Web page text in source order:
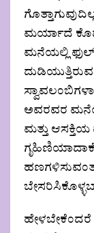
ಮರ್ಯಾದೆ
ಮನೆಯಲ್ಲಿ
ಅವರವರ ಮನೆಯ
ಮತ್ತು
ಗೃಹಿಣಿಯಾದಾಕೆ